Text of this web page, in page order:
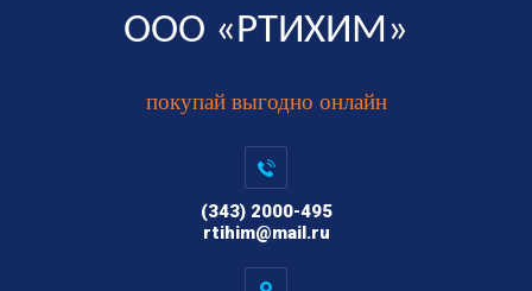
ООО «РТИХИМ»
покупай выгодно онлайн
(343) 2000-495
rtihim@mail.ru